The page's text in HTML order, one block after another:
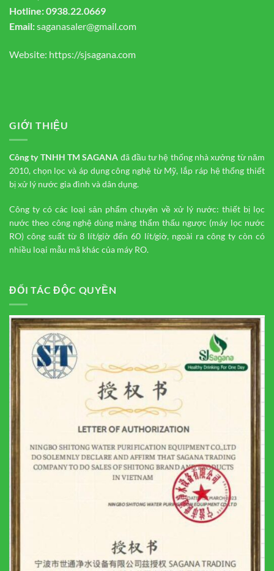
Hotline:0938.22.0669
Email:saganasaler@gmail.com
Website: https://sjsagana.com
GIỚI THIỆU
Công ty TNHH TMSAGANA đã đầu tư hệ thống nhà xưởng từ năm
2010, chọn lọc và áp dụng công nghệ từ Mỹ, lắp ráp hệ thống thiết
bị xử lý nước gia đình và dân dụng.
Công ty có các loại sản phẩm chuyên về xử lý nước: thiết bị lọc
nước theo công nghệ dùng màng thẩm thấu ngược (máy lọc nước
RO) công suất từ 8 lít/giờ đến 60 lít/giờ, ngoài ra công ty còn có
nhiều loại mẫu mã khác của máy RO.
ĐỐI TÁC ĐỘC QUYỀN